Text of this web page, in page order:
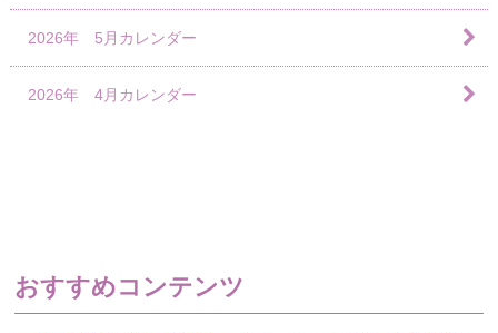
2026年 5月カレンダー
2026年 4月カレンダー
おすすめコンテンツ